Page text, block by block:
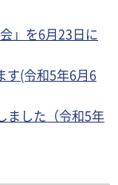
」を6月23日に
す(令和5年6月6
ました（令和5年